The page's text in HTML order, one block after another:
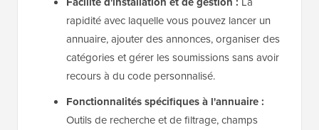
rapidité avec laquelle vous pouvez lancer un
annuaire, ajouter des annonces, organiser des
catégories et gérer les soumissions sans avoir
recours à du code personnalisé.
Fonctionnalités spécifiques à l'annuaire :
Outils de recherche et de filtrage, champs